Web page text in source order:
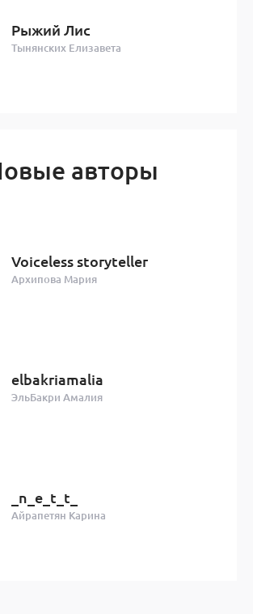
Рыжий Лис
Тынянских Елизавета
авторы
Voiceless storyteller
Архипова Мария
elbakriamalia
ЭльБакри Амалия
_n_e_t_t_
Айрапетян Карина